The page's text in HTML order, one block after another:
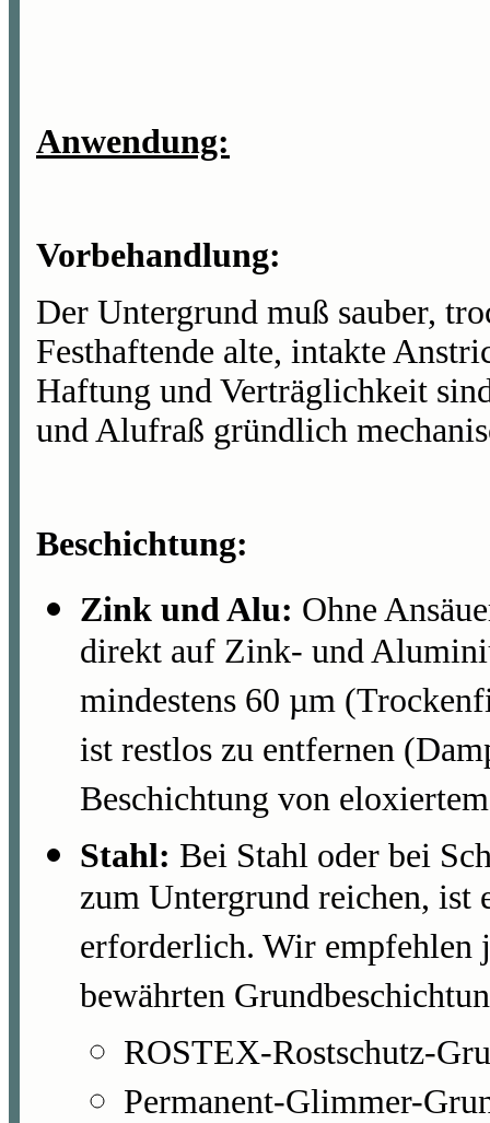
Anwendung:
Vorbehandlung:
Der Untergrund muß sauber,
Festhaftende alte, intakte
Haftung und Verträglichkeit
und Alufraß gründlich
Beschichtung:
Zink und Alu: Ohne
direkt auf Zink- und
mindestens 60 µm
ist restlos zu entfernen
Beschichtung von
Stahl: Bei Stahl oder bei
zum Untergrund reichen, ist
erforderlich. Wir empfehlen
bewährten
ROSTEX-Rostschutz-
Permanent-Glimmer-